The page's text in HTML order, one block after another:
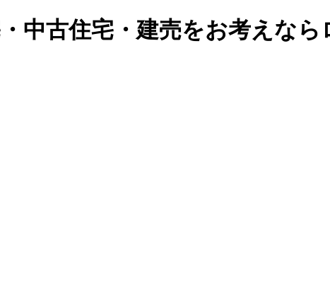
中古住宅・建売をお考えな